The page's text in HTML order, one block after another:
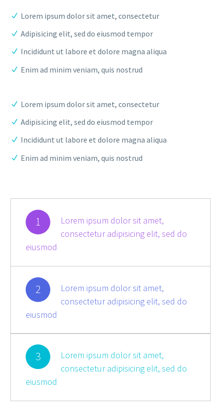
Lorem ipsum dolor sit amet, consectetur
Adipisicing elit, sed do eiusmod tempor
Incididunt ut labore et dolore magna aliqua
Enim ad minim veniam, quis nostrud
Lorem ipsum dolor sit amet, consectetur
Adipisicing elit, sed do eiusmod tempor
Incididunt ut labore et dolore magna aliqua
Enim ad minim veniam, quis nostrud
1
Lorem ipsum dolor sit amet,
consectetur adipisicing elit, sed do
eiusmod
2
Lorem ipsum dolor sit amet,
consectetur adipisicing elit, sed do
eiusmod
3
Lorem ipsum dolor sit amet,
consectetur adipisicing elit, sed do
eiusmod